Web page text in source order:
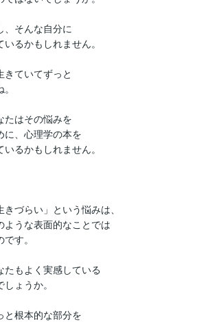
、そんな自分に
るかもしれません。
きていてずっと
たはその悩みを
に、心理学の本を
るかもしれません。
きづらい」という悩みは、
ような表面的なことでは
す。
たもよく実感している
ょうか。
と根本的な部分を